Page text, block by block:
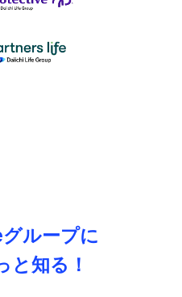
グループに
と知る！